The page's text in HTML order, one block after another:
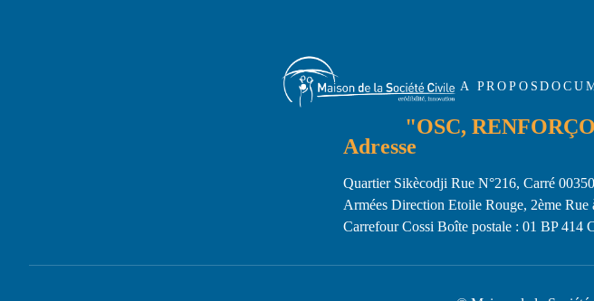
A PROPOS
"OSC,
Adresse
Quartier Sikècodji Rue N°216, Carré
Armées Direction Etoile Rouge, 2ème Rue
Carrefour Cossi Boîte postale : 01 BP 414